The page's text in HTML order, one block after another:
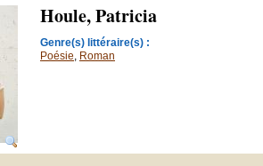
Houle, Patricia
Genre(s) littéraire(s) :
Poésie, Roman